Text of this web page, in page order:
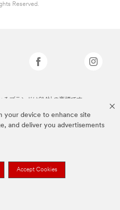
your device to enhance site
and deliver you advertisements
Accept Cookies
Reserved.
るブランドは3M社の商標です。